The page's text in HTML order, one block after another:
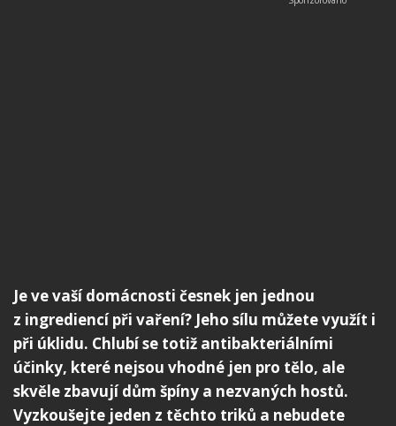
Je ve vaší domácnosti česnek jen jednou
z ingrediencí při vaření? Jeho sílu můžete využít i
při úklidu. Chlubí se totiž antibakteriálními
účinky, které nejsou vhodné jen pro tělo, ale
skvěle zbavují dům špíny a nezvaných hostů.
Vyzkoušejte jeden z těchto triků a nebudete